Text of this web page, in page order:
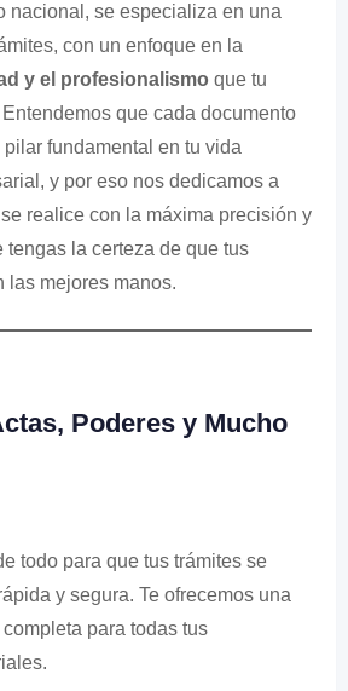
nacional, se especializa en una
con un enfoque en la
y el profesionalismo que tu
que cada documento
fundamental en tu vida
y por eso nos dedicamos a
realice con la máxima precisión y
tengas la certeza de que tus
las mejores manos.
Poderes y Mucho
todo para que tus trámites se
y segura. Te ofrecemos una
para todas tus